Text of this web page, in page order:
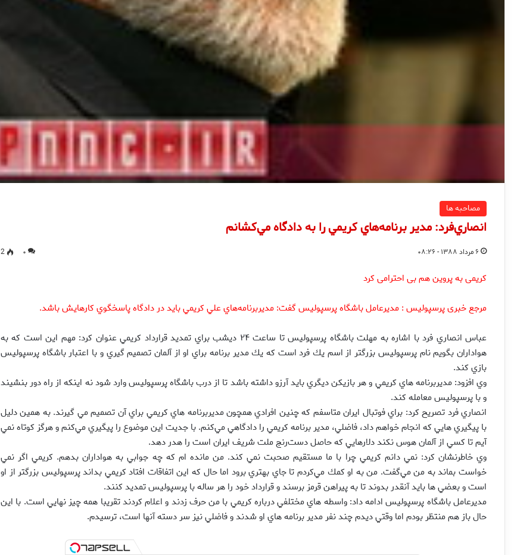
مصاحبه ها
انصاري‌فرد: مدير برنامه‌هاي كريمي را به دادگاه مي‌كشانم
۶ مرداد ۱۳۸۸ - ۰۸:۲۶ ۰ 2
کریمی به پروین هم بی احترامی کرد
مرجع خبری پرسپولیس : مديرعامل باشگاه پرسپوليس گفت: مديربرنامه‌هاي علي كريمي بايد در دادگاه پاسخگوي كارهايش باشد.
عباس انصاري فرد با اشاره به مهلت باشگاه پرسپوليس تا ساعت ۲۴ ديشب براي تمديد قرارداد كريمي عنوان كرد: مهم اين است كه به
هواداران بگويم نام پرسپوليس بزرگتر از اسم يك فرد است كه يك مدير برنامه براي او از آلمان تصميم گيري و با اعتبار باشگاه پرسپوليس
بازي كند.
وي افزود: مديربرنامه هاي كريمي و هر بازيكن ديگري بايد آرزو داشته باشد تا از درب باشگاه پرسپوليس وارد شود نه اينكه از راه دور بنشيند
و با پرسپوليس معامله كند.
انصاري فرد تصريح كرد: براي فوتبال ايران متاسفم كه چنين افرادي همچون مديربرنامه هاي كريمي براي آن تصميم مي گيرند. به همين دليل
با پيگيري هايي كه انجام خواهم داد، فاضلي، مدير برنامه كريمي را دادگاهي مي‌كنم. با جديت اين موضوع را پيگيري مي‌كنم و هرگز كوتاه نمي
آيم تا كسي از آلمان هوس نكند دلارهايي كه حاصل دست‌رنج ملت شريف ايران است را هدر دهد.
وي خاطرنشان كرد: نمي دانم كريمي چرا با ما مستقيم صحبت نمي كند. من مانده ام كه چه جوابي به هواداران بدهم. كريمي اگر نمي
خواست بماند به من مي‌گفت. من به او كمك مي‌كردم تا جاي بهتري برود اما حال كه اين اتفاقات افتاد كريمي بداند پرسپوليس بزرگتر از او
است و بعضي ها بايد آنقدر بدوند تا به پيراهن قرمز برسند و قرارداد خود را هر ساله با پرسپوليس تمديد كنند.
مديرعامل باشگاه پرسپوليس ادامه داد: واسطه هاي مختلفي درباره كريمي با من حرف زدند و اعلام كردند تقريبا همه چيز نهايي است. با اين
حال باز هم منتظر بودم اما وقتي ديدم چند نفر مدير برنامه هاي او شدند و فاضلي نيز سر دسته آنها است، ترسيدم.